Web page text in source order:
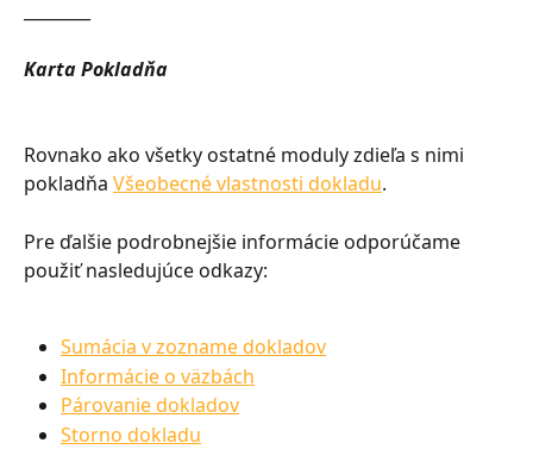
Karta Pokladňa
Rovnako ako všetky ostatné moduly zdieľa s nimi
pokladňa Všeobecné vlastnosti dokladu.
Pre ďalšie podrobnejšie informácie odporúčame
použiť nasledujúce odkazy:
Sumácia v zozname dokladov
Informácie o väzbách
Párovanie dokladov
Storno dokladu